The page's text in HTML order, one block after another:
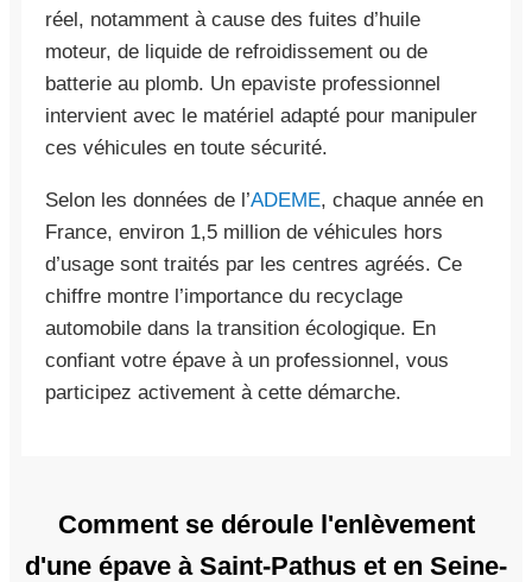
réel, notamment à cause des fuites d’huile
moteur, de liquide de refroidissement ou de
batterie au plomb. Un epaviste professionnel
intervient avec le matériel adapté pour manipuler
ces véhicules en toute sécurité.
Selon les données de l’ADEME, chaque année en
France, environ 1,5 million de véhicules hors
d’usage sont traités par les centres agréés. Ce
chiffre montre l’importance du recyclage
automobile dans la transition écologique. En
confiant votre épave à un professionnel, vous
participez activement à cette démarche.
Comment se déroule l'enlèvement
d'une épave à Saint-Pathus et en Seine-